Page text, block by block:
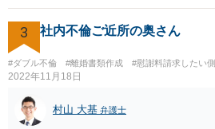
姻費用についてもまとまっていない状況
ることが適切かも知れません。 依頼する
くの弁護士へ相談はされてみると良いと考
3 社内不倫ご近所の奥さん
#ダブル不倫 #離婚書類作成 #慰謝料請求したい側
2022年11月18日
村山 大基 弁護士